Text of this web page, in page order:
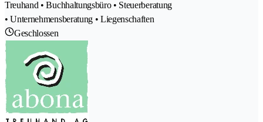
Treuhand • Buchhaltungsbüro • Steuerberatung
• Unternehmensberatung • Liegenschaften
Geschlossen